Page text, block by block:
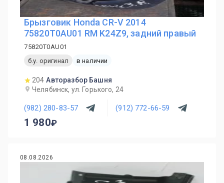
Брызговик Honda CR-V 2014
75820T0AU01 RM K24Z9, задний правый
75820T0AU01
б.у. оригинал
в наличии
204 Авторазбор Башня
Челябинск, ул. Горького, 24
(982) 280-83-57 (912) 772-66-59
1 980
08.08.2026